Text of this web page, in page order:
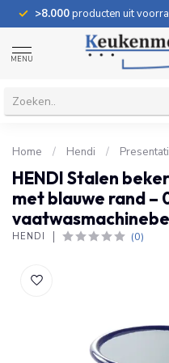
>8.000producten uit
MENU
Home / Hendi /
HENDI Stalen
met blauwe rand –
HENDI (0)